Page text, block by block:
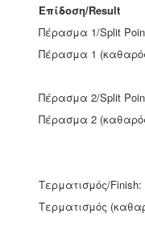
Επίδοση/Result
Πέρασμα 1/Split
Πέρασμα 1
Πέρασμα 2/Split
Πέρασμα 2
Τερματισμός/Finish:
Τερματισμός